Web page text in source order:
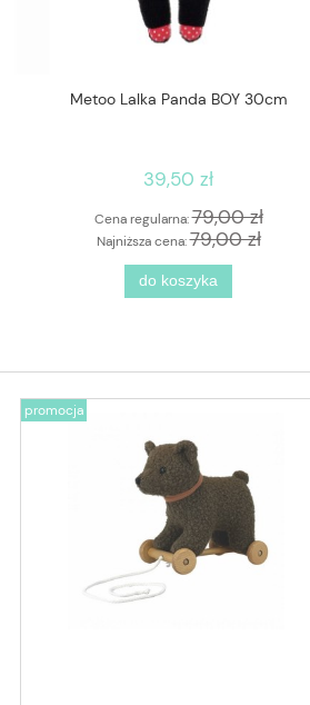
Metoo Lalka Panda BOY 30cm
39,50 zł
Cena regularna:79,00 zł
Najniższa cena:79,00 zł
do koszyka
promocja